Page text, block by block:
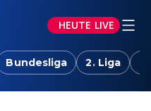
HEUTE LIVE
Bundesliga 2. Liga